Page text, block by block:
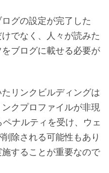
グの設定が完了した
でなく、人々が読みた
ブログに載せる必要が
リンクビルディングは
クプロファイルが非現
ナルティを受け、ウェ
除される可能性もあり
することが重要なので